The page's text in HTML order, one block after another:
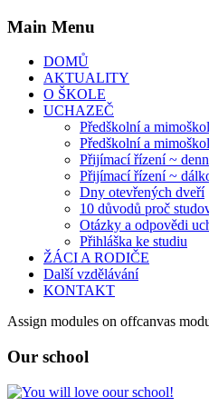
Main Menu
DOMŮ
AKTUALITY
O ŠKOLE
UCHAZEČ
Předškolní a
Předškolní a
Přijímací řízení ~
Přijímací řízení ~
Dny otevřených dveří
10 důvodů proč
Otázky a odpovědi
Přihláška ke studiu
ŽÁCI A RODIČE
Další vzdělávání
KONTAKT
Assign modules on offcanvas
Our school